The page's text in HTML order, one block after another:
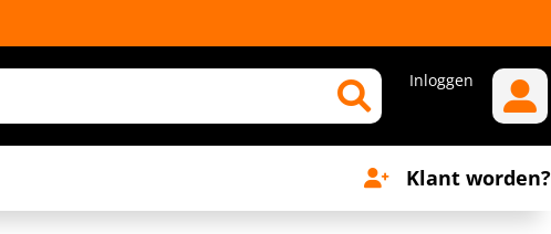
Inloggen
Klant worden?